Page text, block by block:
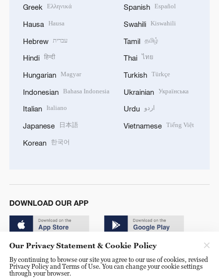
Greek Ελληνικά
Hausa Hausa
Hebrew עברית
Hindi हिन्दी
Hungarian Magyar
Indonesian Bahasa Indonesia
Italian Italiano
Japanese 日本語
Korean 한국어
Spanish Español
Swahili Kiswahili
Tamil தமிழ்
Thai ไทย
Turkish Türkçe
Ukrainian Українська
Urdu اردو
Vietnamese Tiếng Việt
DOWNLOAD OUR APP
© China Radio International.CRI. All Rights Reserved. 16A
Our Privacy Statement & Cookie Policy
By continuing to browse our site you agree to our use of cookies, revised
Privacy Policy and Terms of Use. You can change your cookie settings
through your browser.